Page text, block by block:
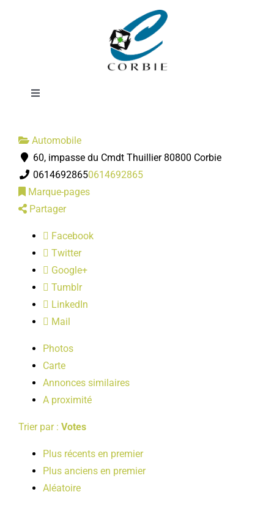
Toggle
DÉMARCHES ADMINISTRATIVES
SERVICES MUNICIPAUX
PRATIQUE
LOISIRS
PUBLICATIONS
Nettoyage
Automobile
Automobile
60, impasse du Cmdt Thuillier 80800 Corbie
06146928650614692865
Marque-pages
Partager
Facebook
Twitter
Google+
Tumblr
LinkedIn
Mail
Photos
Carte
Annonces similaires
A proximité
Trier par : Votes
Plus récents en premier
Plus anciens en premier
Aléatoire